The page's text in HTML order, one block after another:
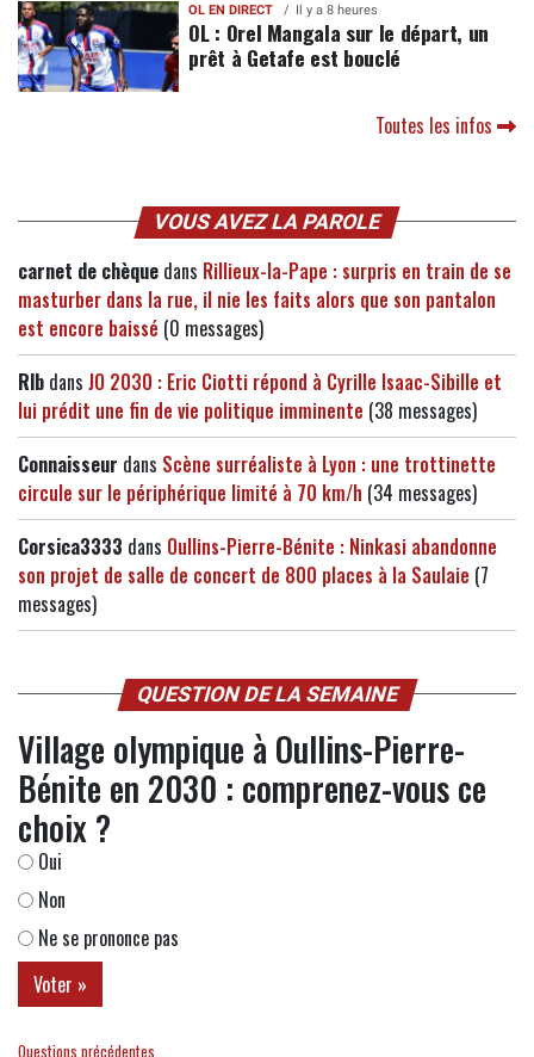
OL EN DIRECT Il y a 8 heures
OL : Orel Mangala sur le départ, un
prêt à Getafe est bouclé
Toutes les infos
VOUS AVEZ LA PAROLE
carnet de chèque dans Rillieux-la-Pape : surpris en train de se
masturber dans la rue, il nie les faits alors que son pantalon
est encore baissé (0 messages)
Rlb dans JO 2030 : Eric Ciotti répond à Cyrille Isaac-Sibille et
lui prédit une fin de vie politique imminente (38 messages)
Connaisseur dans Scène surréaliste à Lyon : une trottinette
circule sur le périphérique limité à 70 km/h (34 messages)
Corsica3333 dans Oullins-Pierre-Bénite : Ninkasi abandonne
son projet de salle de concert de 800 places à la Saulaie (7
messages)
QUESTION DE LA SEMAINE
Village olympique à Oullins-Pierre-
Bénite en 2030 : comprenez-vous ce
choix ?
Oui
Non
Ne se prononce pas
Questions précédentes